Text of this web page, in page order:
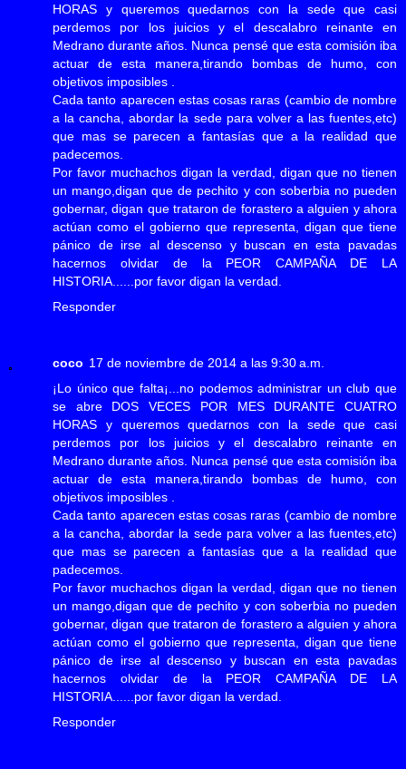
HORAS y queremos quedarnos con la sede que casi
perdemos por los juicios y el descalabro reinante en
Medrano durante años. Nunca pensé que esta comisión iba
actuar de esta manera,tirando bombas de humo, con
objetivos imposibles .
Cada tanto aparecen estas cosas raras (cambio de nombre
a la cancha, abordar la sede para volver a las fuentes,etc)
que mas se parecen a fantasías que a la realidad que
padecemos.
Por favor muchachos digan la verdad, digan que no tienen
un mango,digan que de pechito y con soberbia no pueden
gobernar, digan que trataron de forastero a alguien y ahora
actúan como el gobierno que representa, digan que tiene
pánico de irse al descenso y buscan en esta pavadas
hacernos olvidar de la PEOR CAMPAÑA DE LA
HISTORIA......por favor digan la verdad.
Responder
coco 17 de noviembre de 2014 a las 9:30 a.m.
¡Lo único que falta¡...no podemos administrar un club que
se abre DOS VECES POR MES DURANTE CUATRO
HORAS y queremos quedarnos con la sede que casi
perdemos por los juicios y el descalabro reinante en
Medrano durante años. Nunca pensé que esta comisión iba
actuar de esta manera,tirando bombas de humo, con
objetivos imposibles .
Cada tanto aparecen estas cosas raras (cambio de nombre
a la cancha, abordar la sede para volver a las fuentes,etc)
que mas se parecen a fantasías que a la realidad que
padecemos.
Por favor muchachos digan la verdad, digan que no tienen
un mango,digan que de pechito y con soberbia no pueden
gobernar, digan que trataron de forastero a alguien y ahora
actúan como el gobierno que representa, digan que tiene
pánico de irse al descenso y buscan en esta pavadas
hacernos olvidar de la PEOR CAMPAÑA DE LA
HISTORIA......por favor digan la verdad.
Responder